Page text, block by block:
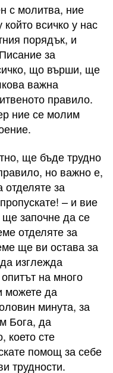
с молитва, ние
всичко у нас
порядък, и
за
що върши, ще
важна
правило.
ние се молим
ще бъде трудно
но важно е,
за
– и вие
започне да се
отделяте за
ще ви остава за
изглежда
на много
можете да
минута, за
Бога, да
което сте
помощ за себе
трудности.